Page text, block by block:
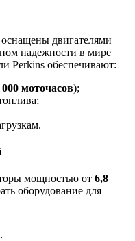
двигателями
надежности в мире
Perkins обеспечивают:
000 моточасов);
мощностью от 6,8
оборудование для